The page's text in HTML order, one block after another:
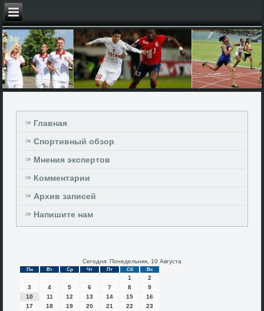
Главная
Спортивный обзор
Мнения экспертов
Комментарии
Архив записей
Напишите нам
Сегодня: Понедельник, 10 Августа
Пн Вт Ср Чт Пт Сб Вс
1
2
3
4 5 6 7 8
9
10
11 12 13 14 15
16
17
18 19 20 21 22
23